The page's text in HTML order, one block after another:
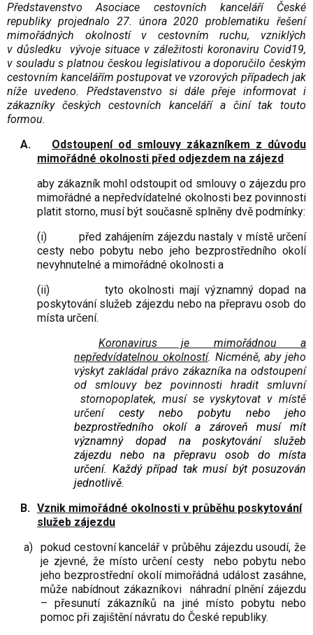
Představenstvo Asociace cestovních kanceláří České
republiky projednalo 27. února 2020 problematiku řešení
mimořádných okolností v cestovním ruchu, vzniklých
v důsledku vývoje situace v záležitosti koronaviru Covid19,
v souladu s platnou českou legislativou a doporučilo českým
cestovním kancelářím postupovat ve vzorových případech jak
níže uvedeno. Představenstvo si dále přeje informovat i
zákazníky českých cestovních kanceláří a činí tak touto
formou.
A.
Odstoupení od smlouvy zákazníkem z důvodu
mimořádné okolnosti před odjezdem na zájezd
aby zákazník mohl odstoupit od smlouvy o zájezdu pro
mimořádné a nepředvídatelné okolnosti bez povinnosti
platit storno, musí být současně splněny dvě podmínky:
(i)
před zahájením zájezdu nastaly v místě určení
cesty nebo pobytu nebo jeho bezprostředního okolí
nevyhnutelné a mimořádné okolnosti a
(ii)
tyto okolnosti mají významný dopad na
poskytování služeb zájezdu nebo na přepravu osob do
místa určení.
Koronavirus je mimořádnou a
nepředvídatelnou okolností. Nicméně, aby jeho
výskyt zakládal právo zákazníka na odstoupení
od smlouvy bez povinnosti hradit smluvní
stornopoplatek, musí se vyskytovat v místě
určení cesty nebo pobytu nebo jeho
bezprostředního okolí a zároveň musí mít
významný dopad na poskytování služeb
zájezdu nebo na přepravu osob do místa
určení. Každý případ tak musí být posuzován
jednotlivě.
B. Vznik mimořádné okolnosti v průběhu poskytování
služeb zájezdu
a) pokud cestovní kancelář v průběhu zájezdu usoudí, že
je zjevné, že místo určení cesty nebo pobytu nebo
jeho bezprostřední okolí mimořádná událost zasáhne,
může nabídnout zákazníkovi náhradní plnění zájezdu
– přesunutí zákazníků na jiné místo pobytu nebo
pomoc při zajištění návratu do České republiky.